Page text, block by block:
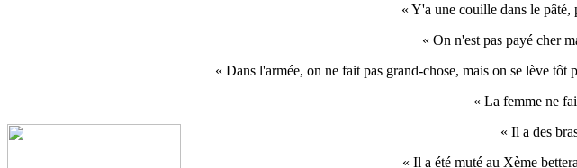
« Y'a une couille dans le
« On n'est pas payé cher
« Dans l'armée, on ne fait pas grand-chose, mais on se lève
« La femme ne
« Il a des
« Il a été muté au Xème